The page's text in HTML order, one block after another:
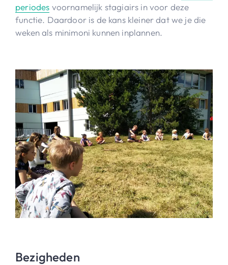
periodes voornamelijk stagiairs in voor deze
functie. Daardoor is de kans kleiner dat we je die
weken als minimoni kunnen inplannen.
Bezigheden